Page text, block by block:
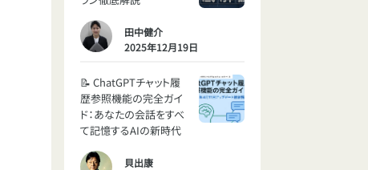
田中健介
2025年12月19日
📝 ChatGPTチャット履
歴参照機能の完全ガイ
ド：あなたの会話をすべ
て記憶するAIの新時代
貝出康